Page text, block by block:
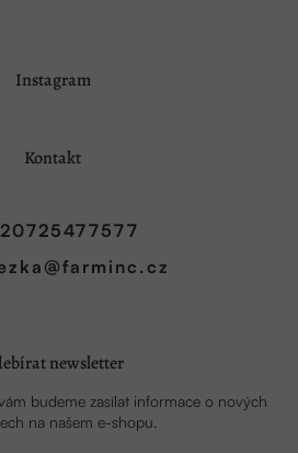
Instagram
Kontakt
@farminc.cz
newsletter
budeme zasílat informace o nových
na našem e-shopu.